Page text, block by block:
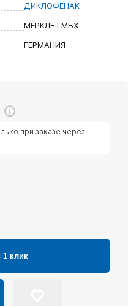
ДИКЛОФЕНАК
МЕРКЛЕ ГМБХ
ГЕРМАНИЯ
при заказе через
1 клик